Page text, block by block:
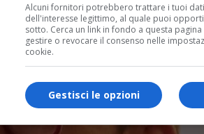
Alcuni fornitori potrebbero trattare i tuoi
dell'interesse legittimo, al quale puoi
sotto. Cerca un link in fondo a questa
gestire o revocare il consenso nelle
cookie.
Gestisci le opzioni